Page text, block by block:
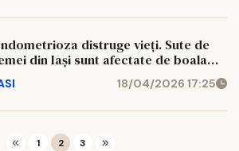
distruge vieți. Sute de
din Iași sunt afectate de boala
18/04/2026 17:25
1 2 3